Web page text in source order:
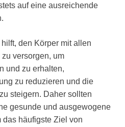
auf eine ausreichende
den Körper mit allen
versorgen, um
und zu erhalten,
zu reduzieren und die
steigern. Daher sollten
gesunde und ausgewogene
das häufigste Ziel von